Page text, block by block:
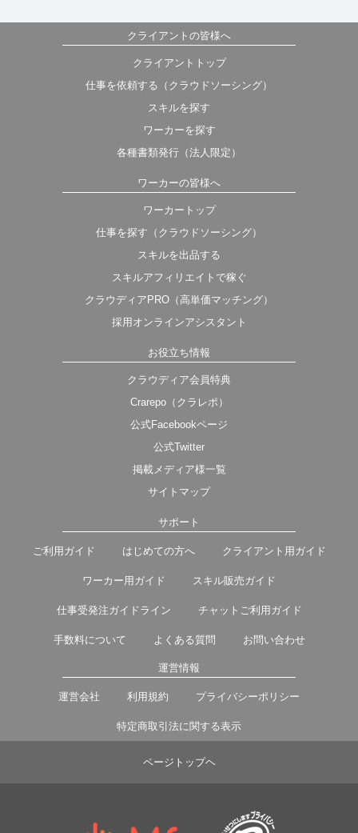
クライアントの皆様へ
クライアントトップ
仕事を依頼する（クラウドソーシング）
スキルを探す
ワーカーを探す
各種書類発行（法人限定）
ワーカーの皆様へ
ワーカートップ
仕事を探す（クラウドソーシング）
スキルを出品する
スキルアフィリエイトで稼ぐ
クラウディアPRO（高単価マッチング）
採用オンラインアシスタント
お役立ち情報
クラウディア会員特典
Crarepo（クラレポ）
公式Facebookページ
公式Twitter
掲載メディア様一覧
サイトマップ
サポート
ご利用ガイド はじめての方へ クライアント用ガイド
ワーカー用ガイド スキル販売ガイド
仕事受発注ガイドライン チャットご利用ガイド
手数料について よくある質問 お問い合わせ
運営情報
運営会社 利用規約 プライバシーポリシー
特定商取引法に関する表示
ページトップヘ